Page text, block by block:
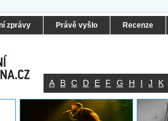
zprávy Právě vyšlo Recenze
A B C D E F G H I J K